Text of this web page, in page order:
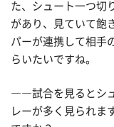
た、シュート一つ切
があり、見ていて飽
パーが連携して相手
らいたいですね。
――試合を見るとシ
レーが多く見られま